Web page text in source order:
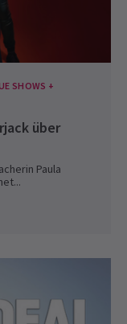
SHOWS +
über
Paula